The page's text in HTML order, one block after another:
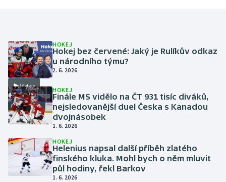
Plážový volejbal
Ragby
Rychlobruslení
Rychlostní kanoistika
Short track
Sportovní střelba
Video
HOKEJ
Hokej bez červené: Jaký je Rulíkův odkaz
u národního týmu?
2. 6. 2026
HOKEJ
Finále MS vidělo na ČT 931 tisíc diváků,
nejsledovanější duel Česka s Kanadou
dvojnásobek
1. 6. 2026
HOKEJ
Helenius napsal další příběh zlatého
finského kluka. Mohl bych o něm mluvit
půl hodiny, řekl Barkov
1. 6. 2026